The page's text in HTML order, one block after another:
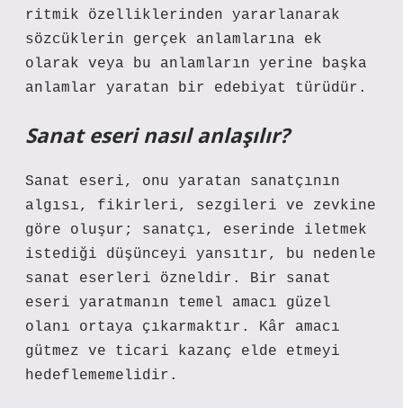
ritmik özelliklerinden yararlanarak
sözcüklerin gerçek anlamlarına ek
olarak veya bu anlamların yerine başka
anlamlar yaratan bir edebiyat türüdür.
Sanat eseri nasıl anlaşılır?
Sanat eseri, onu yaratan sanatçının
algısı, fikirleri, sezgileri ve zevkine
göre oluşur; sanatçı, eserinde iletmek
istediği düşünceyi yansıtır, bu nedenle
sanat eserleri özneldir. Bir sanat
eseri yaratmanın temel amacı güzel
olanı ortaya çıkarmaktır. Kâr amacı
gütmez ve ticari kazanç elde etmeyi
hedeflememelidir.